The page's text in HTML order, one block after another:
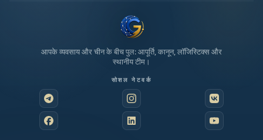
आपके व्यवसाय और चीन के बीच पुल: आपूर्ति, कानून, लॉजिस्टिक्स और
स्थानीय टीम।
सोशल नेटवर्क